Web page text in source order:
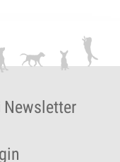
Newsletter